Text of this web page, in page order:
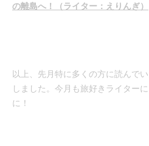
の離島へ！（ライター：えりんぎ）
以上、先月特に多くの方に読んで
しました。今月も旅好きライター
に！